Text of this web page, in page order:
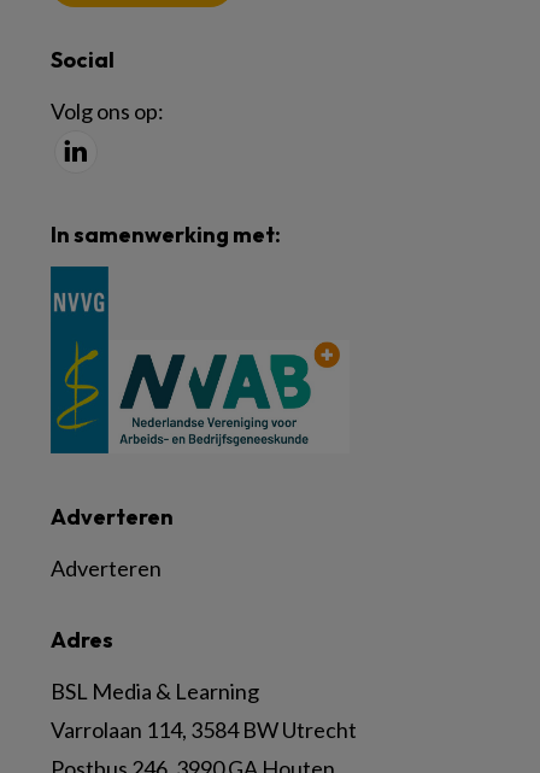
Social
Volg ons op:
Adres
BSL Media & Learning
Varrolaan 114, 3584 BW Utrecht
Adverteren
Adverteren
In samenwerking met: